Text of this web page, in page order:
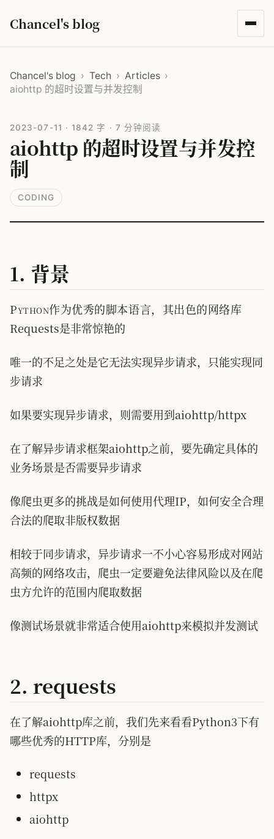
Chancel's blog
Chancel's blog › Tech › Articles ›
aiohttp 的超时设置与并发控制
2023-07-11 · 1842 字 · 7 分钟阅读
aiohttp 的超时设置与并发控
制
CODING
1. 背景
Python作为优秀的脚本语言，其出色的网络库
Requests是非常惊艳的
唯一的不足之处是它无法实现异步请求，只能实现同
步请求
如果要实现异步请求，则需要用到aiohttp/httpx
在了解异步请求框架aiohttp之前，要先确定具体的
业务场景是否需要异步请求
像爬虫更多的挑战是如何使用代理IP，如何安全合理
合法的爬取非版权数据
相较于同步请求，异步请求一不小心容易形成对网站
高频的网络攻击，爬虫一定要避免法律风险以及在爬
虫方允许的范围内爬取数据
像测试场景就非常适合使用aiohttp来模拟并发测试
2. requests
在了解aiohttp库之前，我们先来看看Python3下有
哪些优秀的HTTP库，分别是
requests
httpx
aiohttp